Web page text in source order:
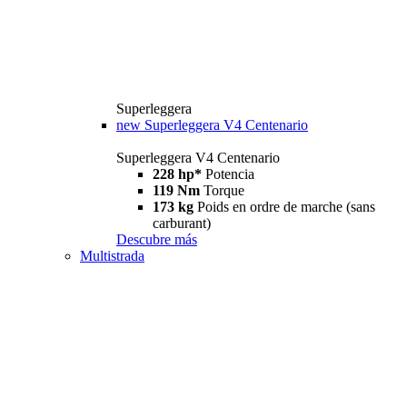
Superleggera
new Superleggera V4 Centenario
Superleggera V4 Centenario
228 hp* Potencia
119 Nm Torque
173 kg Poids en ordre de marche (sans
carburant)
Descubre más
Multistrada